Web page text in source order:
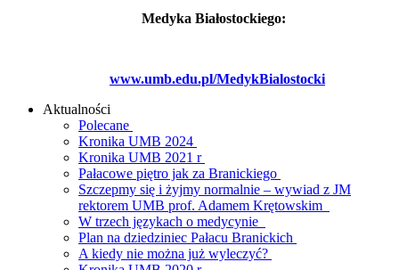
Medyka Białostockiego:
www.umb.edu.pl/MedykBialostocki
Aktualności
Polecane
Kronika UMB 2024
Kronika UMB 2021 r
Pałacowe piętro jak za Branickiego
Szczepmy się i żyjmy normalnie – wywiad z JM
rektorem UMB prof. Adamem Krętowskim
W trzech językach o medycynie
Plan na dziedziniec Pałacu Branickich
A kiedy nie można już wyleczyć?